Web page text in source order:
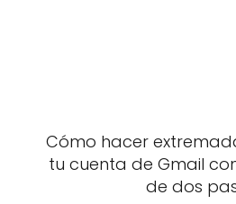
Cómo hacer
tu cuenta de Gmail
de dos